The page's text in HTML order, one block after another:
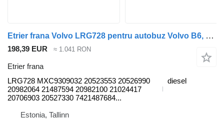
Etrier frana Volvo LRG728 pentru autobuz Volvo B6, B7, B9, B10, B12 bus (1978-2011)
198,39 EUR ≈ 1.041 RON
Etrier frana
LRG728 MXC9309032 20523553 20526990
20982064 21487594 20982100 21024417
20706903 20527330 7421487684...
diesel
Estonia, Tallinn